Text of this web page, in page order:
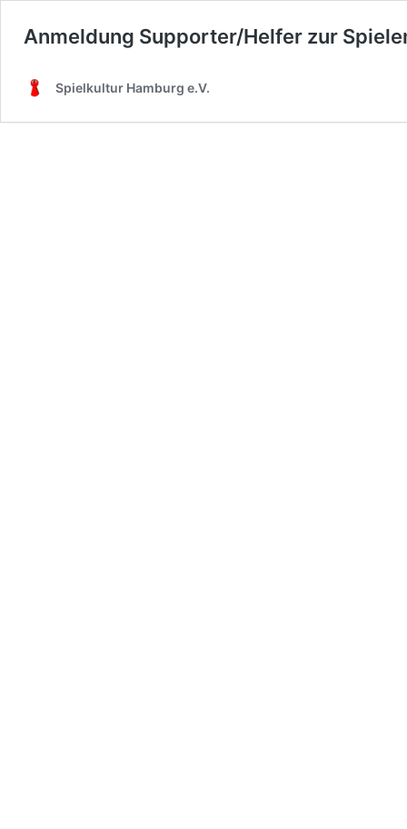
Anmeldung Supporter/Helfer zur
Spielkultur Hamburg e.V.